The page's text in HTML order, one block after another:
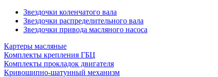
Звездочки коленчатого вала
Звездочки распределительного вала
Звездочки привода масляного насоса
Картеры масляные
Комплекты крепления ГБЦ
Комплекты прокладок двигателя
Кривошипно-шатунный механизм